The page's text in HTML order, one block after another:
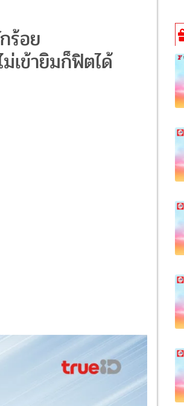
ร้อย
เข้ายิมก็ฟิตได้